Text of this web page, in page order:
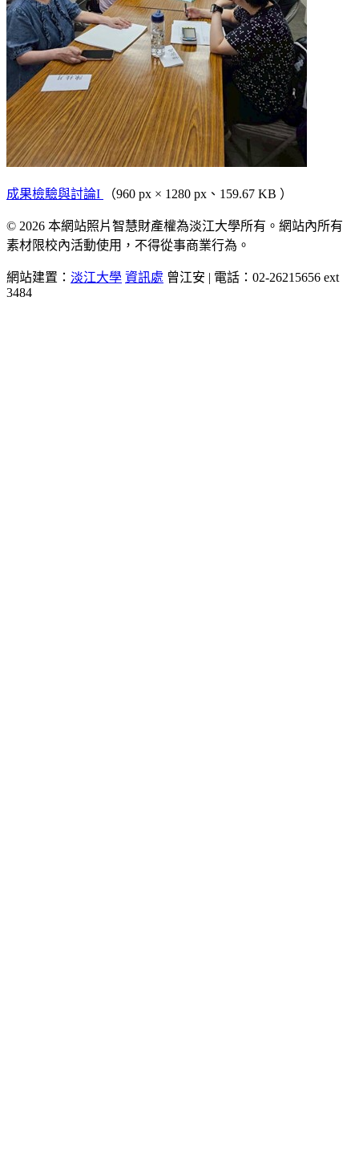
成果檢驗與討論I （960 px × 1280 px、159.67 KB ）
© 2026 本網站照片智慧財產權為淡江大學所有。網站內所有
素材限校內活動使用，不得從事商業行為。
網站建置： 淡江大學 資訊處 曾江安 | 電話：02-26215656 ext
3484